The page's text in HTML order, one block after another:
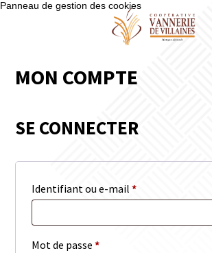
MON COMPTE
SE CONNECTER
Identifiant ou e-mail*Obligatoire
Mot de passe*Obligatoire
Panneau de gestion des cookies